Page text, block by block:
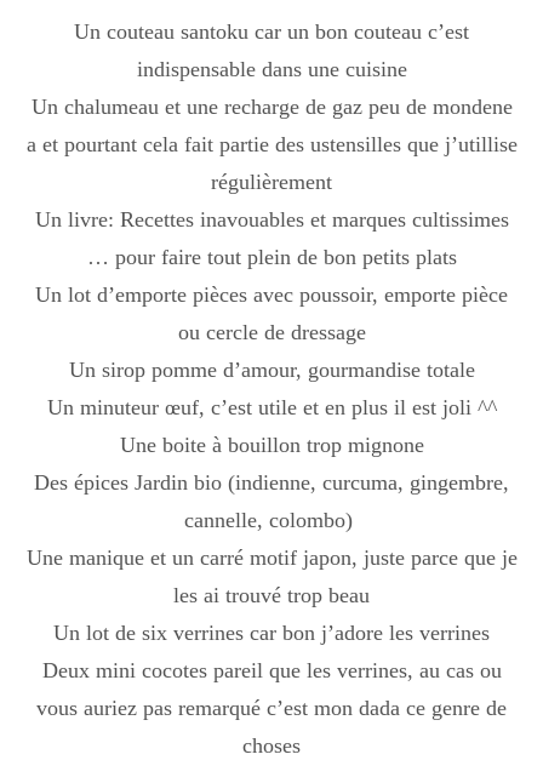
Dessert
Boisson chaudes
Les classiques
Mes amis en cuisine
Recettes Végétariennes
Resto
Tuto
Un couteau santoku car un bon couteau c’est
indispensable dans une cuisine
Un chalumeau et une recharge de gaz peu de mondene
a et pourtant cela fait partie des ustensilles que j’utillise
régulièrement
Un livre: Recettes inavouables et marques cultissimes
… pour faire tout plein de bon petits plats
Un lot d’emporte pièces avec poussoir, emporte pièce
ou cercle de dressage
Un sirop pomme d’amour, gourmandise totale
Un minuteur œuf, c’est utile et en plus il est joli ^^
Une boite à bouillon trop mignone
Des épices Jardin bio (indienne, curcuma, gingembre,
cannelle, colombo)
Une manique et un carré motif japon, juste parce que je
les ai trouvé trop beau
Un lot de six verrines car bon j’adore les verrines
Deux mini cocotes pareil que les verrines, au cas ou
vous auriez pas remarqué c’est mon dada ce genre de
choses